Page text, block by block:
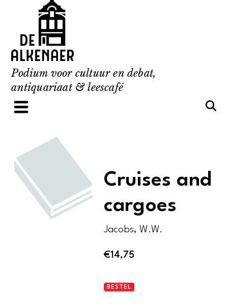
content
Podium voor cultuur en debat,
antiquariaat & leescafé
Cruises and
cargoes
Jacobs, W.W.
€14,75
Cruises
BESTEL